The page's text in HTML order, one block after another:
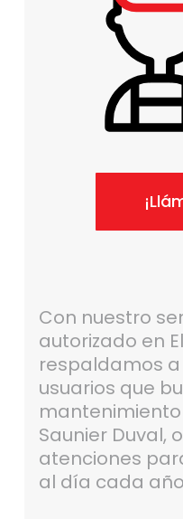
Con nuestro
autorizado en
respaldamos
usuarios que
Saunier Duval,
atenciones
al día cada